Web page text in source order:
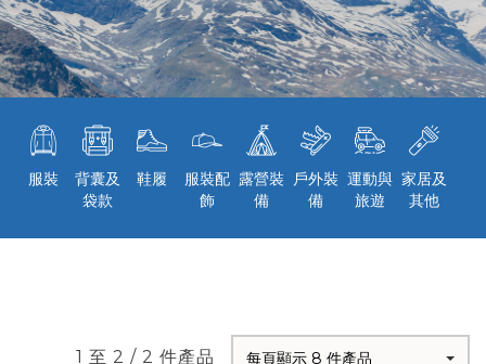
服裝
背囊及
袋款
鞋履
服裝配
飾
露營裝
備
戶外裝
備
運動與
旅遊
家居及
其他
1 至 2 / 2 件產品 每頁顯示 8 件產品